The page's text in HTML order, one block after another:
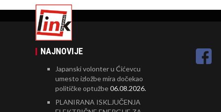
NAJNOVIJE
Japanski volonter u Ćićevcu
umesto izložbe mira dočekao
političke optužbe06.08.2026.
PLANIRANA ISKLJUČENJA